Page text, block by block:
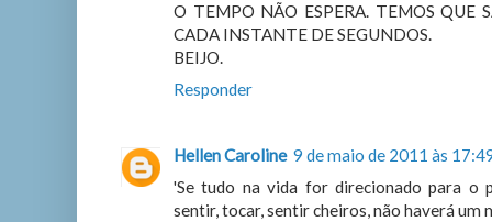
O TEMPO NÃO ESPERA. TEMOS QUE
CADA INSTANTE DE SEGUNDOS.
BEIJO.
Responder
Hellen Caroline 9 de maio de 2011 às
'Se tudo na vida for direcionado para o
sentir, tocar, sentir cheiros, não haverá